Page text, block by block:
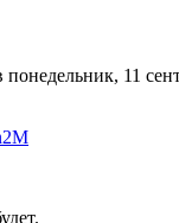
11